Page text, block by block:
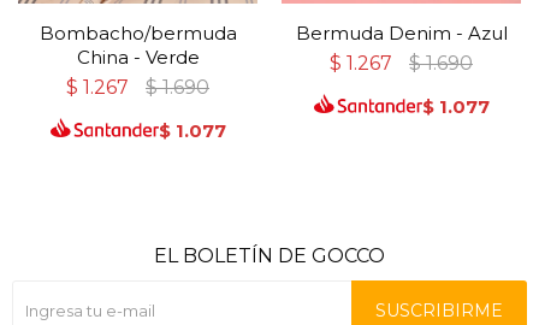
Bombacho/bermuda
China - Verde
$ 1.267 $ 1.690
$ 1.077
Bermuda Denim - Azul
$ 1.267 $ 1.690
$ 1.077
EL BOLETÍN DE GOCCO
SUSCRIBIRME